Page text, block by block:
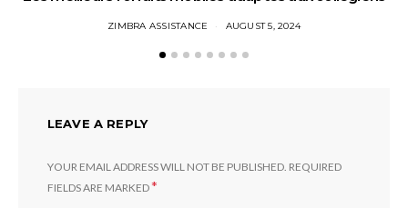
ZIMBRA ASSISTANCE AUGUST 5, 2024
LEAVE A REPLY
YOUR EMAIL ADDRESS WILL NOT BE PUBLISHED. REQUIRED
FIELDS ARE MARKED*